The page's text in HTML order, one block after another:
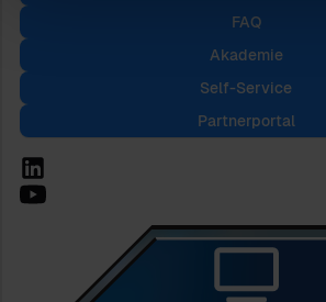
FAQ
Akademie
Self-Service
Partnerportal